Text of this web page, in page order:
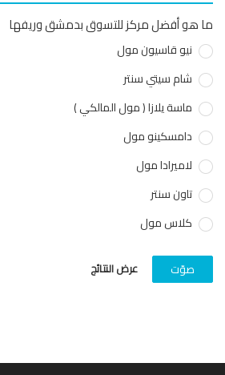
أفضل مركز للتسوق بدمشق وريفها
نيو قاسيون مول
شام سيتي سنتر
ماسة يلازا ( مول المالكي )
دامسكينو مول
لاميرادا مول
تاون سنتر
كلاس مول
عرض النتائج